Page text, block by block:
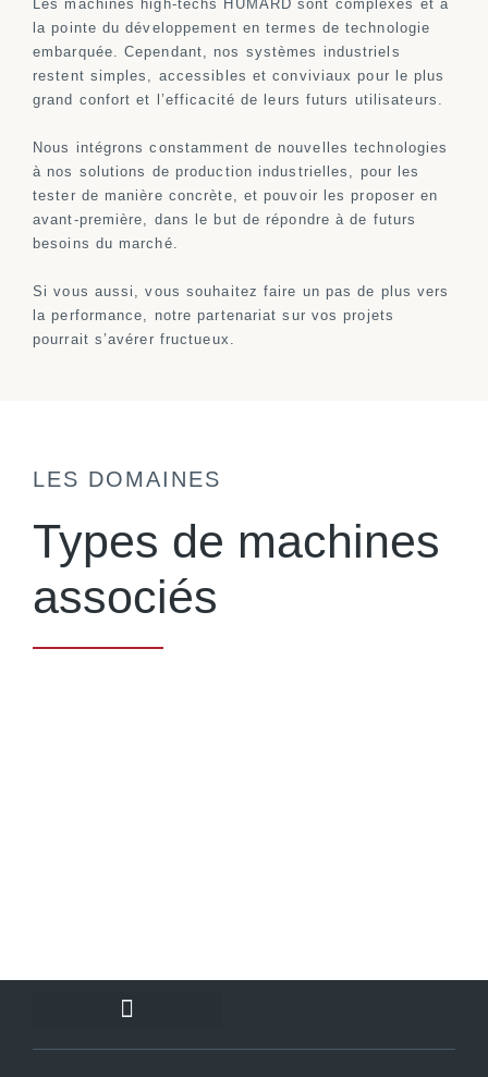
Les machines high-techs HUMARD sont complexes et à
la pointe du développement en termes de technologie
embarquée. Cependant, nos systèmes industriels
restent simples, accessibles et conviviaux pour le plus
grand confort et l’efficacité de leurs futurs utilisateurs.
Nous intégrons constamment de nouvelles technologies
à nos solutions de production industrielles, pour les
tester de manière concrète, et pouvoir les proposer en
avant-première, dans le but de répondre à de futurs
besoins du marché.
Si vous aussi, vous souhaitez faire un pas de plus vers
la performance, notre partenariat sur vos projets
pourrait s’avérer fructueux.
LES DOMAINES
Types de machines
associés